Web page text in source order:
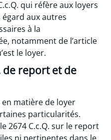
qui réfère aux loyers
aux autres
à la
notamment de l’article
le loyer.
de report et de
matière de loyer
particularités.
2674 C.c.Q. sur le report